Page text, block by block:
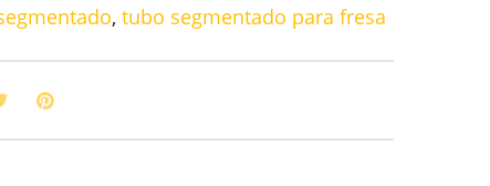
,tubo segmentado para fresa